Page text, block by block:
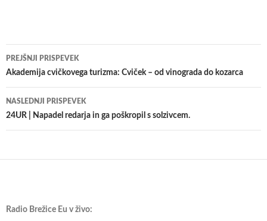
Krmarjenje
po
prispevkih
PREJŠNJI PRISPEVEK
​Akademija cvičkovega turizma: Cviček – od vinograda do kozarca
NASLEDNJI PRISPEVEK
24UR | Napadel redarja in ga poškropil s solzivcem.
Radio Brežice Eu v živo: